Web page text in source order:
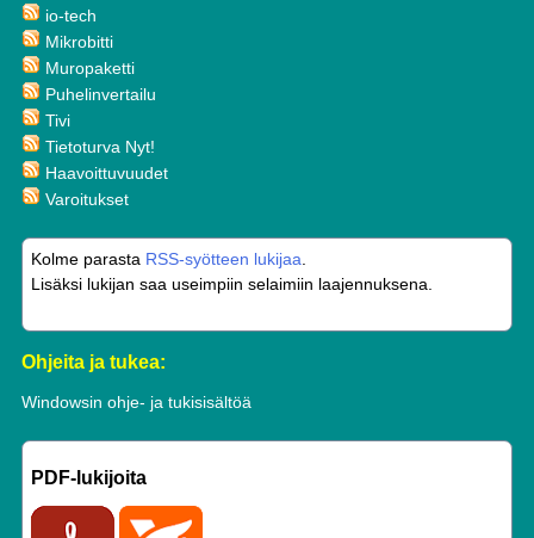
io-tech
Mikrobitti
Muropaketti
Puhelinvertailu
Tivi
Tietoturva Nyt!
Haavoittuvuudet
Varoitukset
Kolme parasta RSS-syötteen lukijaa
Lisäksi lukijan saa useimpiin selaimiin laajennuksena.
Ohjeita ja tukea:
Windowsin ohje- ja tukisisältöä
PDF-lukijoita